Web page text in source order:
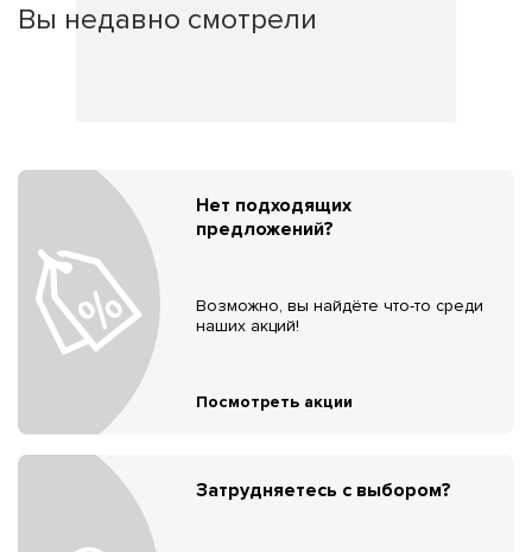
Вы недавно смотрели
Нет подходящих
предложений?
Возможно, вы найдёте что-то среди
наших акций!
Посмотреть акции
Затрудняетесь с выбором?